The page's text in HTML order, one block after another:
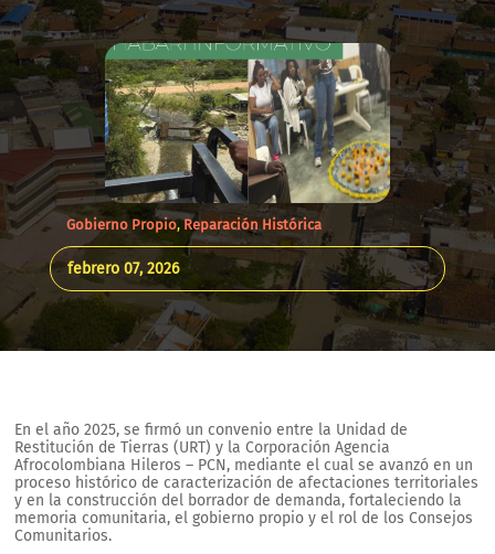
Gobierno Propio,Reparación Histórica
febrero 07, 2026
En el año 2025, se firmó un convenio entre la Unidad de
Restitución de Tierras (URT) y la Corporación Agencia
Afrocolombiana Hileros – PCN, mediante el cual se avanzó en un
proceso histórico de caracterización de afectaciones territoriales
y en la construcción del borrador de demanda, fortaleciendo la
memoria comunitaria, el gobierno propio y el rol de los Consejos
Comunitarios.